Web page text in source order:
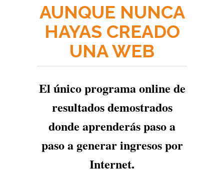
AUNQUE NUNCA
HAYAS CREADO
UNA WEB
El único programa online de
resultados demostrados
donde aprenderás paso a
paso a generar ingresos por
Internet.